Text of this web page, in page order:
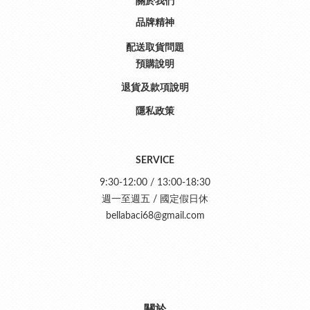
品牌精神
配送取貨問題
預購說明
退貨及款項說明
隱私政策
SERVICE
9:30-12:00 / 13:00-18:30
週一至週五 / 國定假日休
bellabaci68@gmail.com